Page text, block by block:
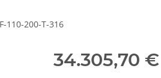
110-200-T-316
34.305,70 €